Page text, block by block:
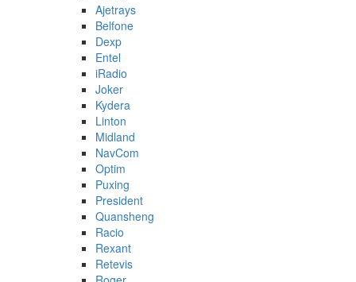
Ajetrays
Belfone
Dexp
Entel
iRadio
Joker
Kydera
Linton
Midland
NavCom
Optim
Puxing
President
Quansheng
Racio
Rexant
Retevis